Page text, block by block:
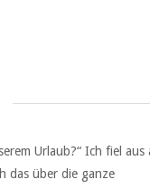
Urlaub?“ Ich fiel
das über die ganze